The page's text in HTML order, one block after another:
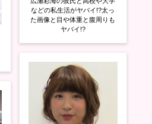
などの私生活がヤバイ!?太っ
た画像と目や体重と腹周りも
ヤバイ!?